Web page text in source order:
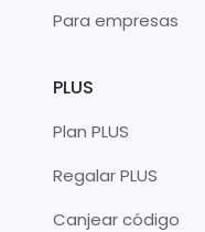
Para empresas
PLUS
Plan PLUS
Regalar PLUS
Canjear código